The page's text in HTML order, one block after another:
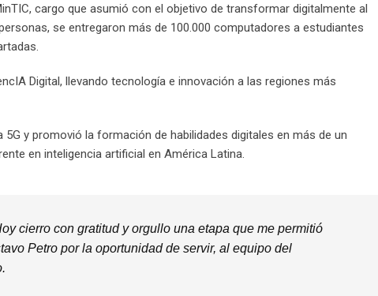
cargo que asumió con el objetivo de transformar digitalmente al
se entregaron más de 100.000 computadores a estudiantes
Digital, llevando tecnología e innovación a las regiones más
y promovió la formación de habilidades digitales en más de un
en inteligencia artificial en América Latina.
cierro con gratitud y orgullo una etapa que me permitió
Petro por la oportunidad de servir, al equipo del